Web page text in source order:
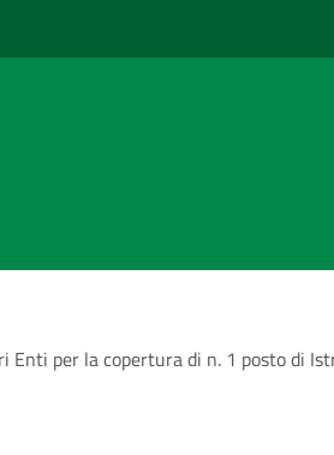
per la copertura di n. 1 posto di